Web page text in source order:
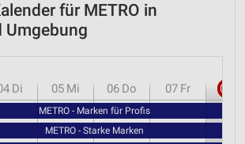
für METRO in
Umgebung
Di 05 Mi 06 Do 07 Fr 08
METRO - Marken für Profis
METRO - Starke Marken